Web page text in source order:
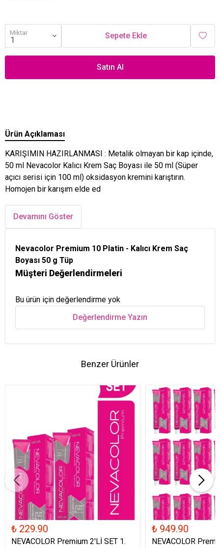
Miktar Sepete Ekle
Satın Al
Ürün Açıklaması
KARIŞIMIN HAZIRLANMASI : Metalik olmayan bir kap içinde,
50 ml Nevacolor Kalıcı Krem Saç Boyası ile 50 ml (Süper
açıcı serisi için 100 ml) oksidasyon kremini karıştırın.
Homojen bir karışım elde ed
Devamını Göster
Nevacolor Premium 10 Platin - Kalıcı Krem Saç
Boyası 50 g Tüp
Müşteri Değerlendirmeleri
Bu ürün için değerlendirme yok
Değerlendirme Yazın
Benzer Ürünler
₺ 229.90
NEVACOLOR Premium 2'Lİ SET 1.
₺ 949.90
NEVACOLOR